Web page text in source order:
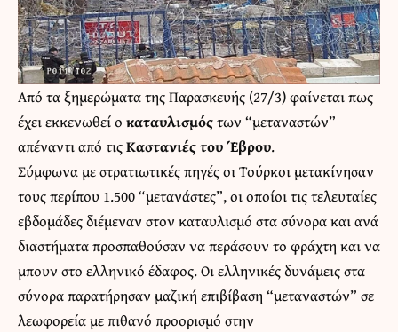
Από τα ξημερώματα της Παρασκευής (27/3) φαίνεται πως
έχει εκκενωθεί ο καταυλισμόςτων “μεταναστών”
απέναντι από τιςΚαστανιές του Έβρου.
Σύμφωνα με στρατιωτικές πηγές οι Τούρκοι μετακίνησαν
τους περίπου 1.500 “μετανάστες”, οι οποίοι τις τελευταίες
εβδομάδες διέμεναν στον καταυλισμό στα σύνορα και ανά
διαστήματα προσπαθούσαν να περάσουν το φράχτη και να
μπουν στο ελληνικό έδαφος. Οι ελληνικές δυνάμεις στα
σύνορα παρατήρησαν μαζική επιβίβαση “μεταναστών” σε
λεωφορεία με πιθανό προορισμό στην